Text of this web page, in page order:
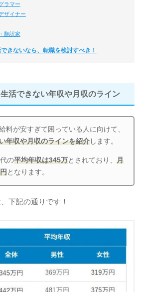
ラマー
ザイナー
翻訳家
きないなら、転職を検討すべき！
活できない年収や月収のライン
料が安すぎて困っている人に向けて、
年収や月収のラインを紹介 します。
の平均年収は345万とされており、月
となります。
下記の通りです！